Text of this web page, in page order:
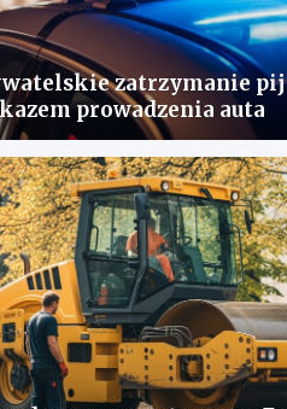
zatrzymanie
prowadzenia auta